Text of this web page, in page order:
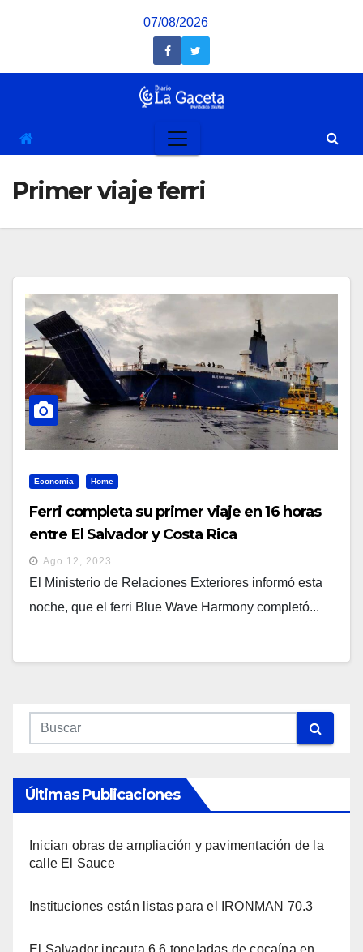
07/08/2026
Primer viaje ferri
Economía Home
Ferri completa su primer viaje en 16 horas
entre El Salvador y Costa Rica
Ago 12, 2023
El Ministerio de Relaciones Exteriores informó esta
noche, que el ferri Blue Wave Harmony completó...
Últimas Publicaciones
Inician obras de ampliación y pavimentación de la
calle El Sauce
Instituciones están listas para el IRONMAN 70.3
El Salvador incauta 6.6 toneladas de cocaína en